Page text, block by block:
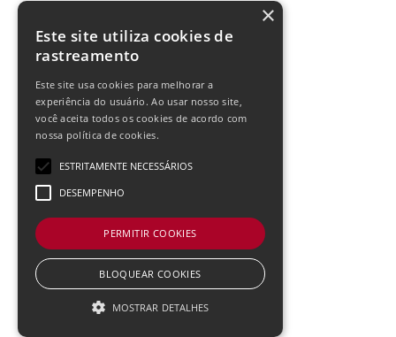
Este site utiliza cookies de
rastreamento
Este site usa cookies para melhorar a
experiência do usuário. Ao usar nosso site,
você aceita todos os cookies de acordo com
nossa política de cookies.
ESTRITAMENTE NECESSÁRIOS
DESEMPENHO
PERMITIR COOKIES
BLOQUEAR COOKIES
MOSTRAR DETALHES
×